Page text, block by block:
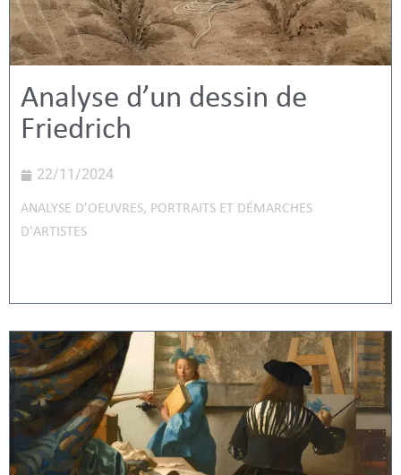
Analyse d’un dessin de
Friedrich
22/11/2024
ANALYSE D'OEUVRES, PORTRAITS ET DÉMARCHES
D'ARTISTES